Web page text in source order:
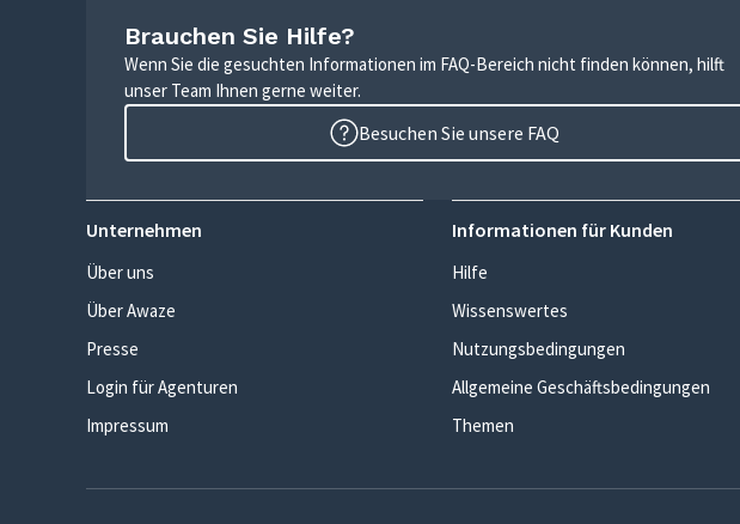
Brauchen Sie Hilfe?
Wenn Sie die gesuchten Informationen im FAQ-Bereich nicht finden können, hilft
unser Team Ihnen gerne weiter.
Besuchen Sie unsere FAQ
Unternehmen
Über uns
Über Awaze
Presse
Login für Agenturen
Impressum
Informationen für Kunden
Hilfe
Wissenswertes
Nutzungsbedingungen
Allgemeine Geschäftsbedingungen
Themen